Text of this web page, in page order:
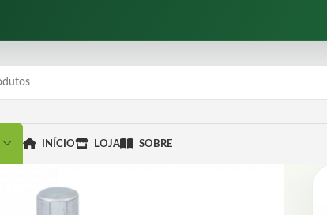
INÍCIO LOJA SOBRE